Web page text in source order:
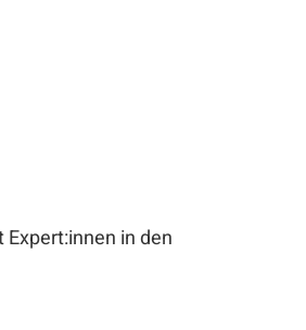
in den